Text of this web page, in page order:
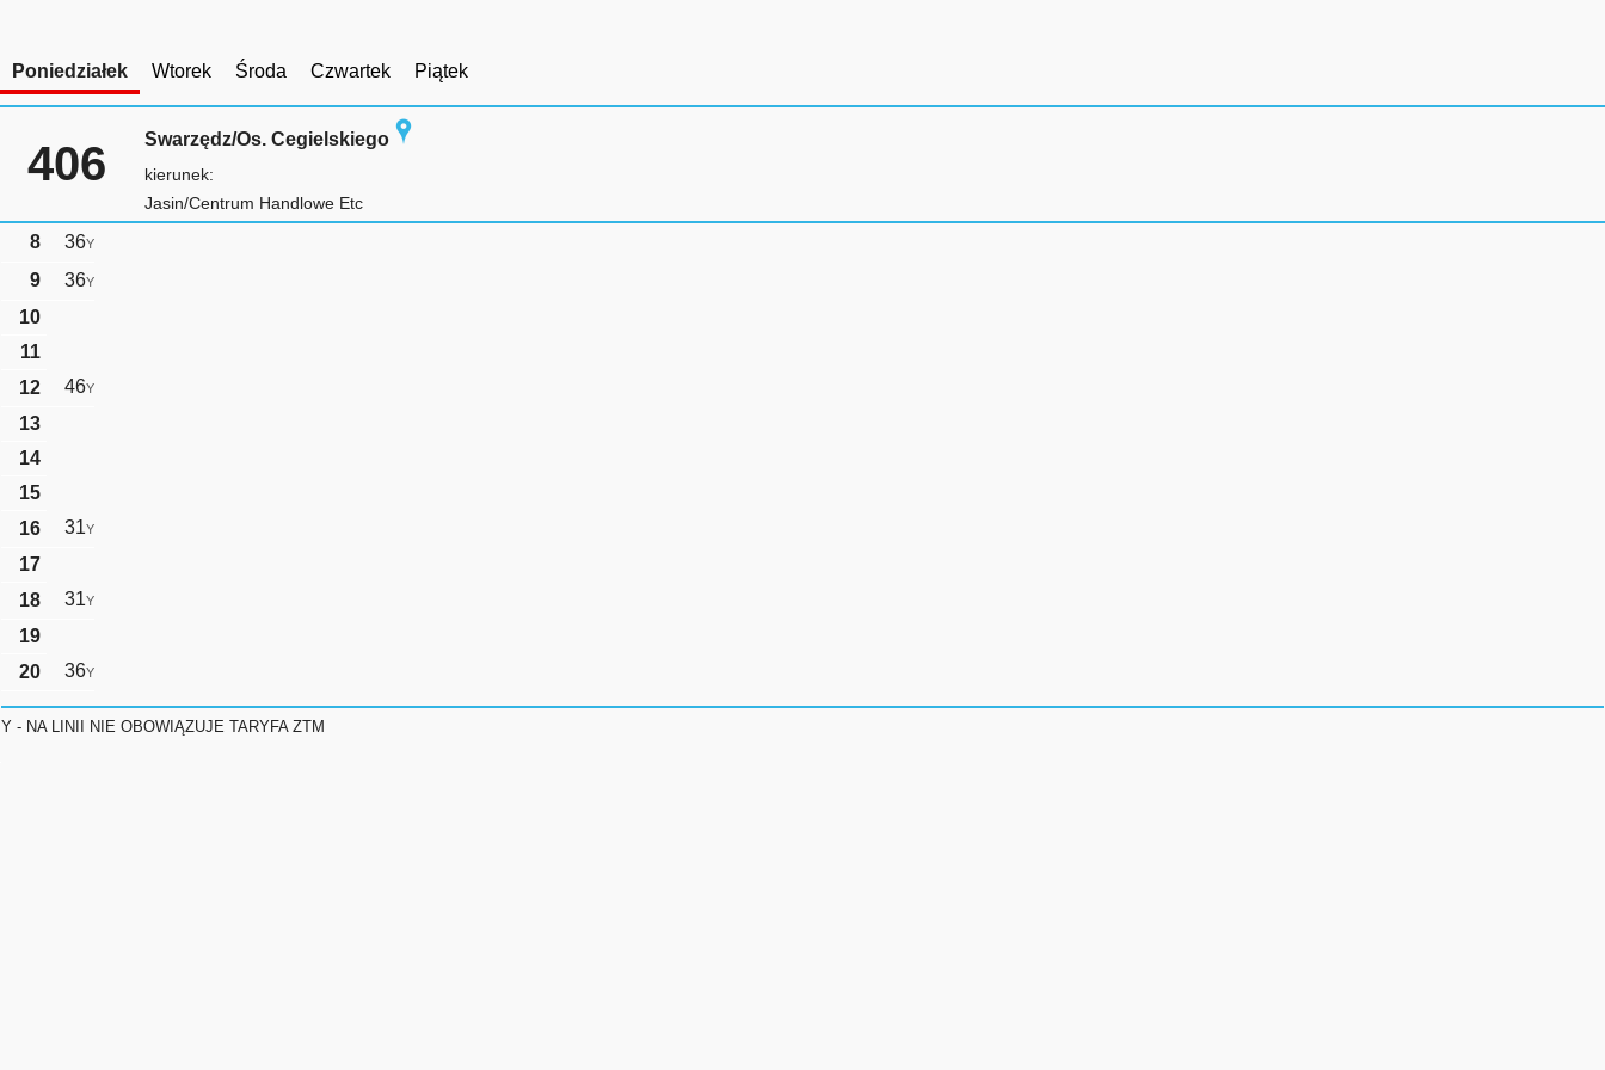
Poniedziałek Wtorek Środa Czwartek Piątek
406 Swarzędz/Os. Cegielskiego
kierunek:
Jasin/Centrum Handlowe Etc
8 36Y
9 36Y
10
11
12
46Y
13
14
15
16
31Y
17
18
31Y
19
20
36Y
Y - NA LINII NIE OBOWIĄZUJE TARYFA ZTM